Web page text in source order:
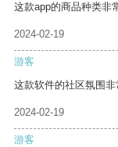
这款app的商品种类非
2024-02-19
游客
这款软件的社区氛围非
2024-02-19
游客